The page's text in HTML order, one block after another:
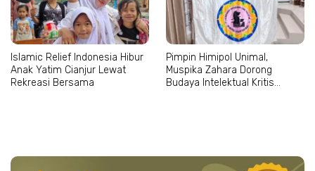
Islamic Relief Indonesia Hibur
Anak Yatim Cianjur Lewat
Rekreasi Bersama
Pimpin Himipol Unimal,
Muspika Zahara Dorong
Budaya Intelektual Kritis